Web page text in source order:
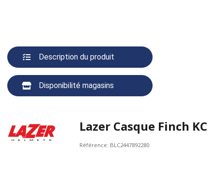
Description du produit
Disponibilité magasins
Lazer Casque Finch KC
Référence: BLC2447892280